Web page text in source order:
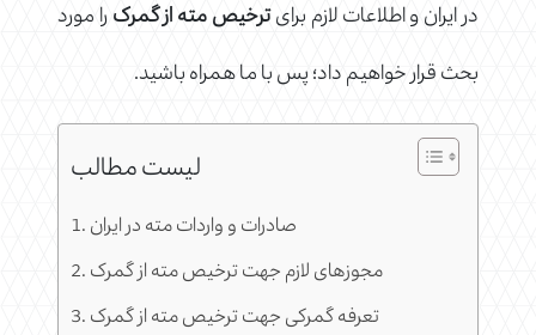
در ایران و اطلاعات لازم برایترخیص مته از گمرک را مورد
بحث قرار خواهیم داد؛ پس با ما همراه باشید.
لیست مطالب
صادرات و واردات مته در ایران
مجوزهای لازم جهت ترخیص مته از گمرک
تعرفه گمرکی جهت ترخیص مته از گمرک